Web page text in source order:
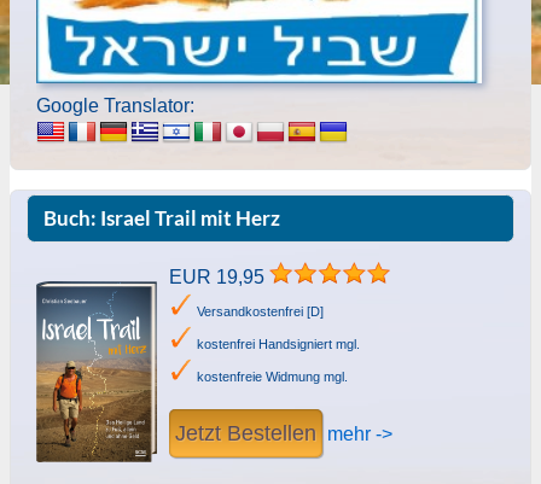
Google Translator:
Buch: Israel Trail mit Herz
EUR 19,95
Versandkostenfrei [D]
kostenfrei Handsigniert mgl.
kostenfreie Widmung mgl.
Jetzt Bestellen mehr ->